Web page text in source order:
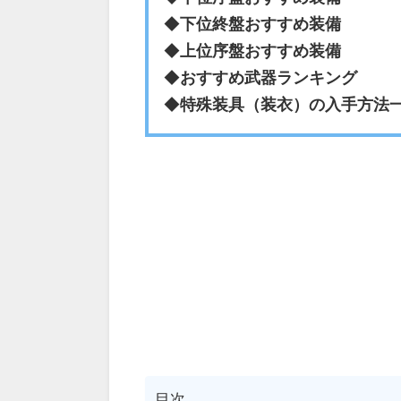
◆下位終盤おすすめ装備
◆ 上位序盤おすすめ装備
◆おすすめ武器ランキング
◆特殊装具（装衣）の入手方法